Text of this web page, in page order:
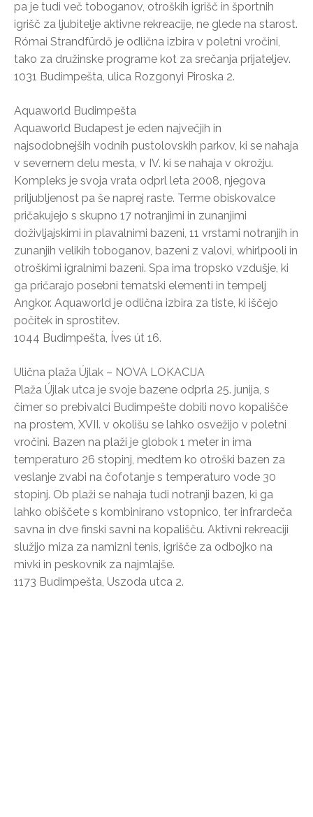
pa je tudi več toboganov, otroških igrišč in športnih
igrišč za ljubitelje aktivne rekreacije, ne glede na starost.
Római Strandfürdő je odlična izbira v poletni vročini,
tako za družinske programe kot za srečanja prijateljev.
1031 Budimpešta, ulica Rozgonyi Piroska 2.
Aquaworld Budimpešta
Aquaworld Budapest je eden največjih in
najsodobnejših vodnih pustolovskih parkov, ki se nahaja
v severnem delu mesta, v IV. ki se nahaja v okrožju.
Kompleks je svoja vrata odprl leta 2008, njegova
priljubljenost pa še naprej raste. Terme obiskovalce
pričakujejo s skupno 17 notranjimi in zunanjimi
doživljajskimi in plavalnimi bazeni, 11 vrstami notranjih in
zunanjih velikih toboganov, bazeni z valovi, whirlpooli in
otroškimi igralnimi bazeni. Spa ima tropsko vzdušje, ki
ga pričarajo posebni tematski elementi in tempelj
Angkor. Aquaworld je odlična izbira za tiste, ki iščejo
počitek in sprostitev.
1044 Budimpešta, Íves út 16.
Ulična plaža Újlak – NOVA LOKACIJA
Plaža Újlak utca je svoje bazene odprla 25. junija, s
čimer so prebivalci Budimpešte dobili novo kopališče
na prostem, XVII. v okolišu se lahko osvežijo v poletni
vročini. Bazen na plaži je globok 1 meter in ima
temperaturo 26 stopinj, medtem ko otroški bazen za
veslanje zvabi na čofotanje s temperaturo vode 30
stopinj. Ob plaži se nahaja tudi notranji bazen, ki ga
lahko obiščete s kombinirano vstopnico, ter infrardeča
savna in dve finski savni na kopališču. Aktivni rekreaciji
služijo miza za namizni tenis, igrišče za odbojko na
mivki in peskovnik za najmlajše.
1173 Budimpešta, Uszoda utca 2.